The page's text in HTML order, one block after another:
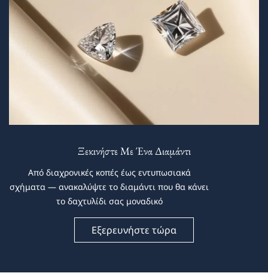
Ξεκινήστε Με Ένα Διαμάντι
Από διαχρονικές κοπές έως εντυπωσιακά
σχήματα — ανακαλύψτε το διαμάντι που θα κάνει
το δαχτυλίδι σας μοναδικό
Εξερευνήστε τώρα